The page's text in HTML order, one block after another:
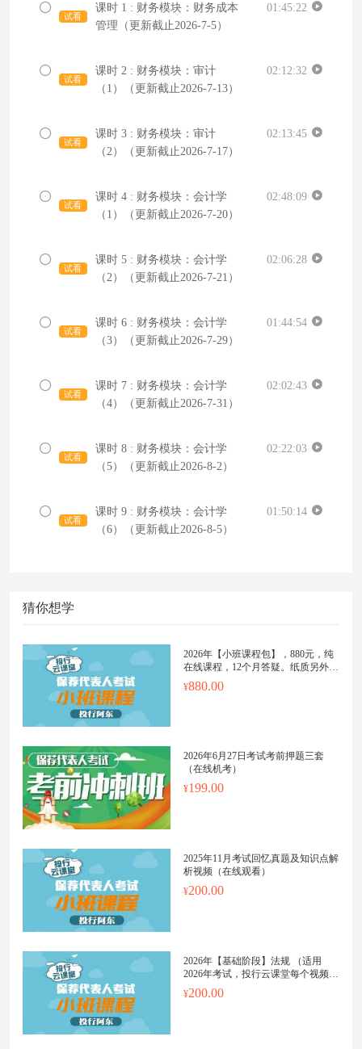
试看
课时 1 : 财务模块：财务成本
管理（更新截止2026-7-5）
01:45:22
试看
课时 2 : 财务模块：审计
（1）（更新截止2026-7-13）
02:12:32
试看
课时 3 : 财务模块：审计
（2）（更新截止2026-7-17）
02:13:45
试看
课时 4 : 财务模块：会计学
（1）（更新截止2026-7-20）
02:48:09
试看
课时 5 : 财务模块：会计学
（2）（更新截止2026-7-21）
02:06:28
试看
课时 6 : 财务模块：会计学
（3）（更新截止2026-7-29）
01:44:54
试看
课时 7 : 财务模块：会计学
（4）（更新截止2026-7-31）
02:02:43
试看
课时 8 : 财务模块：会计学
（5）（更新截止2026-8-2）
02:22:03
试看
课时 9 : 财务模块：会计学
（6）（更新截止2026-8-5）
01:50:14
猜你想学
2026年【小班课程包】，880元，纯
在线课程，12个月答疑。纸质另外购
买
880.00
2026年6月27日考试考前押题三套
（在线机考）
199.00
2025年11月考试回忆真题及知识点解
析视频（在线观看）
200.00
2026年【基础阶段】法规 （适用
2026年考试，投行云课堂每个视频上
传更新日期都会标明）
200.00